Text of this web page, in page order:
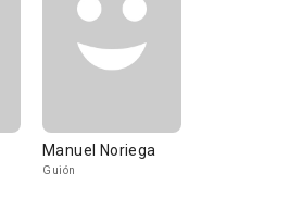
Manuel Noriega
Guión